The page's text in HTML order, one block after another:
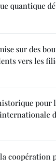
quantique
sur des
vers les
pour
coopération